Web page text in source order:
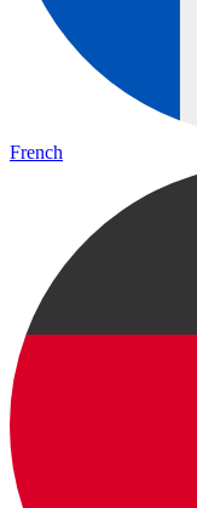
French